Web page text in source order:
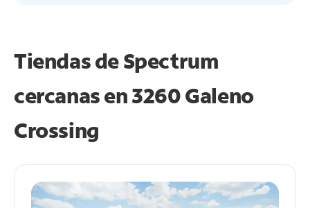
Tiendas de Spectrum
cercanas en3260 Galeno
Crossing